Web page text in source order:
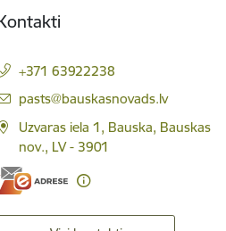
+371 63922238
E-pasts:
pasts@bauskasnovads.lv
Uzvaras iela 1, Bauska, Bauskas
nov., LV - 3901